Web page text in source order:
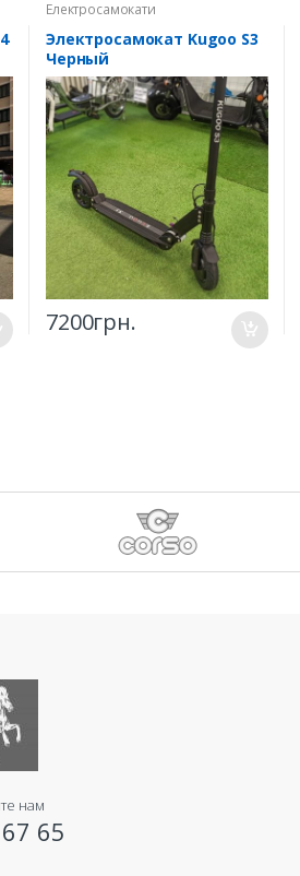
Електросамокати
Электросамокат Kugoo S3
Черный
7200грн.
нам
65